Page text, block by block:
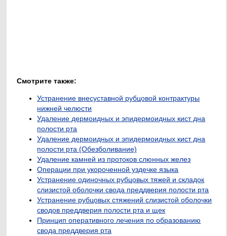
Смотрите также:
Устранение внесуставной рубцовой контрактуры
нижней челюсти
Удаление дермоидных и эпидермоидных кист дна
полости рта
Удаление дермоидных и эпидермоидных кист дна
полости рта (Обезболивание)
Удаление камней из протоков слюнных желез
Операции при укороченной уздечке языка
Устранение одиночных рубцовых тяжей и складок
слизистой оболочки свода преддверия полости рта
Устранение рубцовых стяжений слизистой оболочки
сводов преддверия полости рта и щек
Принцип оперативного лечения по образованию
свода преддверия рта